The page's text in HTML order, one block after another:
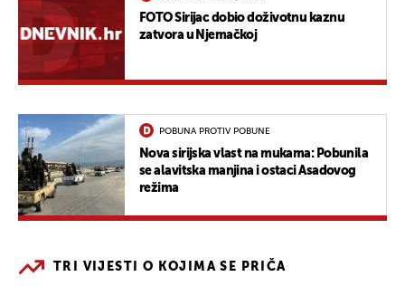
FOTO Sirijac dobio doživotnu kaznu
zatvora u Njemačkoj
POBUNA PROTIV POBUNE
Nova sirijska vlast na mukama: Pobunila
se alavitska manjina i ostaci Asadovog
režima
TRI VIJESTI O KOJIMA SE PRIČA